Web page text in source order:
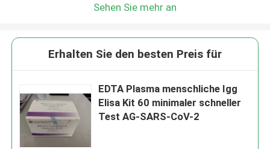
Sehen Sie mehr an
Erhalten Sie den besten Preis für
EDTA Plasma menschliche Igg
Elisa Kit 60 minimaler schneller
Test AG-SARS-CoV-2